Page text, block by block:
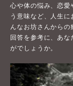
心や体の悩み、恋愛
う意味など、人生
んなお坊さんから
回答を参考に、あ
がでしょうか。